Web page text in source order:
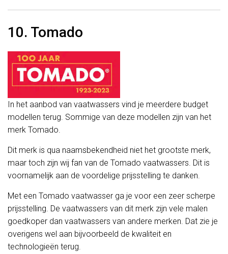
10. Tomado
In het aanbod van vaatwassers vind je meerdere budget
modellen terug. Sommige van deze modellen zijn van het
merk Tomado.
Dit merk is qua naamsbekendheid niet het grootste merk,
maar toch zijn wij fan van de Tomado vaatwassers. Dit is
voornamelijk aan de voordelige prijsstelling te danken.
Met een Tomado vaatwasser ga je voor een zeer scherpe
prijsstelling. De vaatwassers van dit merk zijn vele malen
goedkoper dan vaatwassers van andere merken. Dat zie je
overigens wel aan bijvoorbeeld de kwaliteit en
technologieën terug.